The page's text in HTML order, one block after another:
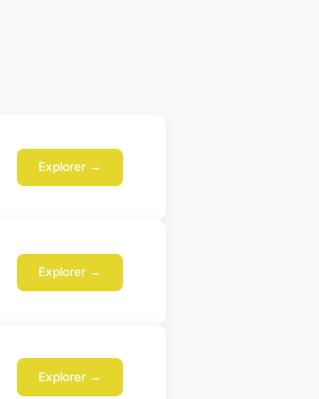
Explorer →
Explorer →
Explorer →